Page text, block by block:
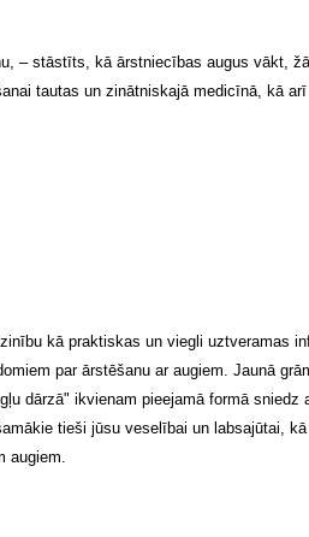
– stāstīts, kā ārstniecības augus vākt,
tautas un zinātniskajā medicīnā, kā
kā praktiskas un viegli uztveramas
par ārstēšanu ar augiem. Jaunā
dārzā" ikvienam pieejamā formā
tieši jūsu veselībai un labsajūtai,
augiem.